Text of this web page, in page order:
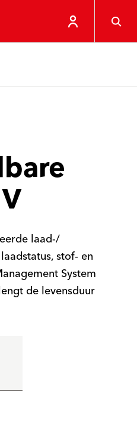
laad-/
stof- en
System
de levensduur